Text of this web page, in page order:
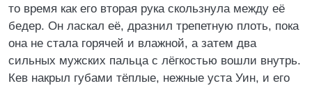
то время как его вторая рука скользнула между её
бедер. Он ласкал её, дразнил трепетную плоть, пока
она не стала горячей и влажной, а затем два
сильных мужских пальца с лёгкостью вошли внутрь.
Кев накрыл губами тёплые, нежные уста Уин, и его